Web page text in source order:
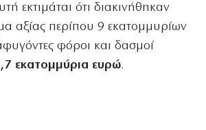
εκτιμάται ότι διακινήθηκαν
αξίας περίπου 9 εκατομμυρίων
φόροι και δασμοί
εκατομμύρια ευρώ.